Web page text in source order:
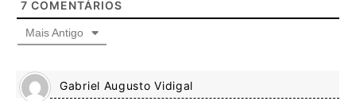
7 COMENTÁRIOS
Mais Antigo
Gabriel Augusto Vidigal